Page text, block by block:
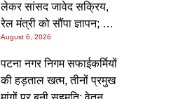
लेकर सांसद जावेद सक्रिय,
रेल मंत्री को सौंपा ज्ञापन; दो
आरओबी समेत कई मांगें उठाईं
August 6, 2026
पटना नगर निगम सफाईकर्मियों
की हड़ताल खत्म, तीनों प्रमुख